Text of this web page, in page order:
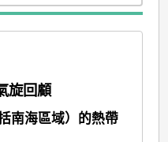
旋回顧
南海區域）的熱帶